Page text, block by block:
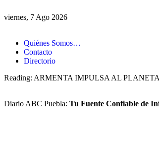
viernes, 7 Ago 2026
Quiénes Somos…
Contacto
Directorio
Reading: ARMENTA IMPULSA AL
Diario ABC Puebla: Tu Fuente Confiable de